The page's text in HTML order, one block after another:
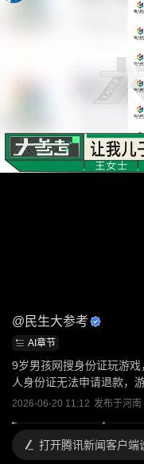
@ 民生大参考
AI章节
9岁男孩网搜身份证玩游
人身份证无法申请退款，
2026-06-20 11:12 发布于河南
打开腾讯新闻客户端